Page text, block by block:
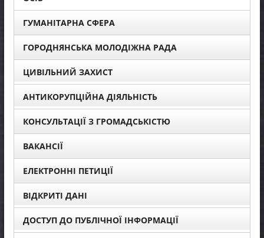
ГУМАНІТАРНА СФЕРА
ГОРОДНЯНСЬКА МОЛОДІЖНА РАДА
ЦИВІЛЬНИЙ ЗАХИСТ
АНТИКОРУПЦІЙНА ДІЯЛЬНІСТЬ
КОНСУЛЬТАЦІЇ З ГРОМАДСЬКІСТЮ
ВАКАНСІЇ
ЕЛЕКТРОННІ ПЕТИЦІЇ
ВІДКРИТІ ДАНІ
ДОСТУП ДО ПУБЛІЧНОЇ ІНФОРМАЦІЇ